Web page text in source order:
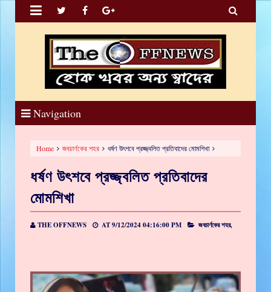
 
Navigation
Home জবচার্ণকের শহর ধর্ষণ উৎশবে প্রজ্জ্বলিত প্রতিবাদের মোমশিখা
ধর্ষণ উৎশবে প্রজ্জ্বলিত প্রতিবাদের
মোমশিখা
THE OFFNEWS AT9/12/2024 04:16:00 PM জবচার্ণকের শহর,